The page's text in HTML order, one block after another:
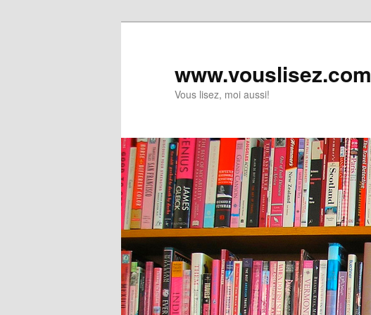
www.vouslisez.com
Vous lisez, moi aussi!